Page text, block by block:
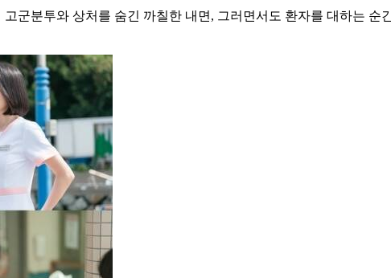
군분투와 상처를 숨긴 까칠한 내면, 그러면서도 환자를 대하는 순